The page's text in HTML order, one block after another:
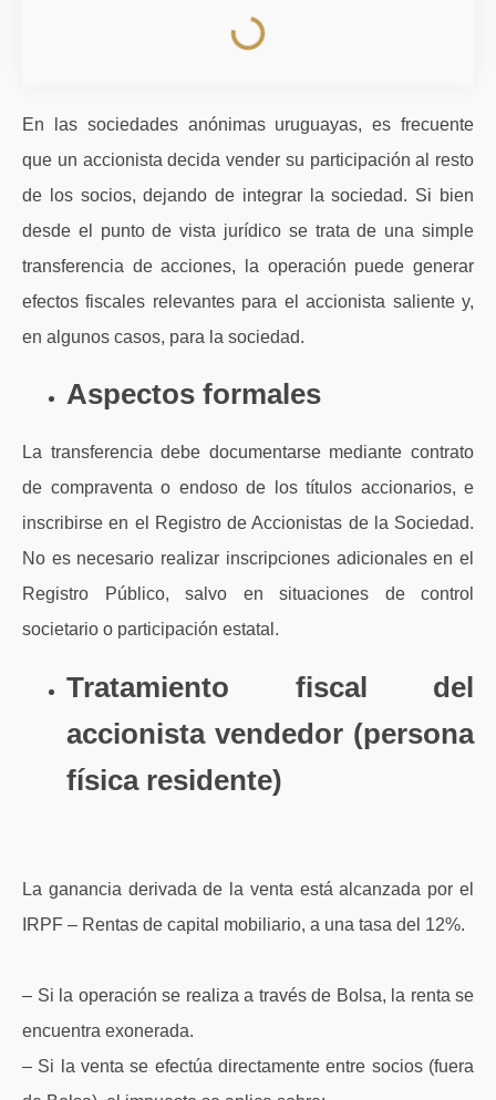
En las sociedades anónimas uruguayas, es frecuente
que un accionista decida vender su participación al resto
de los socios, dejando de integrar la sociedad. Si bien
desde el punto de vista jurídico se trata de una simple
transferencia de acciones, la operación puede generar
efectos fiscales relevantes para el accionista saliente y,
en algunos casos, para la sociedad.
Aspectos formales
La transferencia debe documentarse mediante contrato
de compraventa o endoso de los títulos accionarios, e
inscribirse en el Registro de Accionistas de la Sociedad.
No es necesario realizar inscripciones adicionales en el
Registro Público, salvo en situaciones de control
societario o participación estatal.
Tratamiento fiscal del
accionista vendedor (persona
física residente)
La ganancia derivada de la venta está alcanzada por el
IRPF – Rentas de capital mobiliario, a una tasa del 12%.
– Si la operación se realiza a través de Bolsa, la renta se
encuentra exonerada.
– Si la venta se efectúa directamente entre socios (fuera